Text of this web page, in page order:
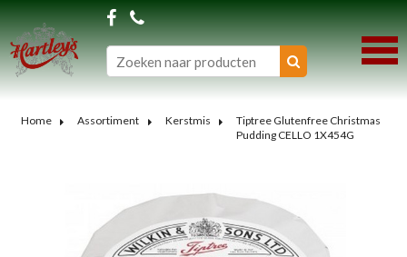
Home Assortiment Kerstmis
Tiptree Glutenfree Christmas
Pudding CELLO 1X454G